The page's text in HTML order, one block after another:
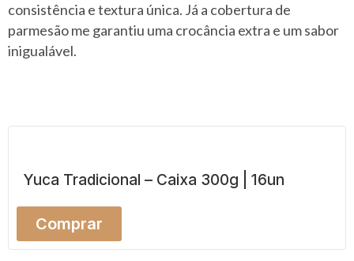
consistência e textura única. Já a cobertura de
parmesão me garantiu uma crocância extra e um sabor
inigualável.
Yuca Tradicional – Caixa 300g | 16un
Comprar